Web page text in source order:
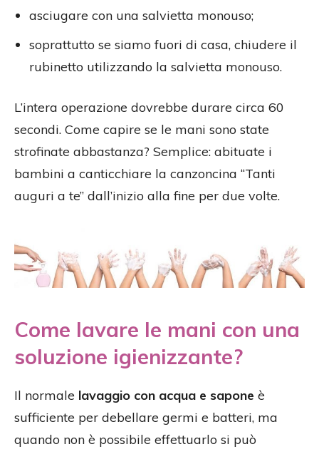
asciugare con una salvietta monouso;
soprattutto se siamo fuori di casa, chiudere il
rubinetto utilizzando la salvietta monouso.
L’intera operazione dovrebbe durare circa 60
secondi. Come capire se le mani sono state
strofinate abbastanza? Semplice: abituate i
bambini a canticchiare la canzoncina “Tanti
auguri a te” dall’inizio alla fine per due volte.
Come lavare le mani con una
soluzione igienizzante?
Il normale lavaggio con acqua e sapone è
sufficiente per debellare germi e batteri, ma
quando non è possibile effettuarlo si può